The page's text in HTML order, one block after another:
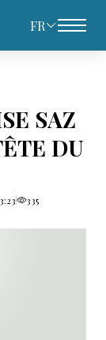
FR
SAZ
DU
335